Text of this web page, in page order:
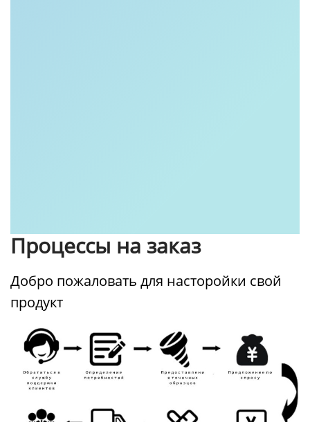
Процессы на заказ
Добро пожаловать для насторойки свой
продукт